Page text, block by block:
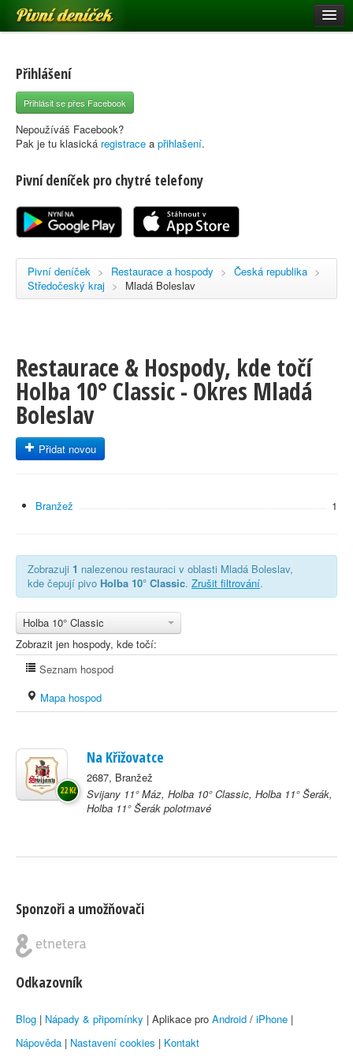
Pivní deníček
Pivní mapa
Pivní značky
Nápověda
Registrace
Přihlášení
Přihlásit se přes Facebook
Nepoužíváš Facebook?
Pak je tu klasická registrace a přihlašení.
Pivní deníček pro chytré telefony
Pivní deníček > Restaurace a hospody > Česká republika >
Středočeský kraj > Mladá Boleslav
Restaurace & Hospody, kde točí
Holba 10° Classic - Okres Mladá
Boleslav
Přidat novou
Branžež 1
Zobrazuji 1 nalezenou restauraci v oblasti Mladá Boleslav,
kde čepují pivo Holba 10° Classic. Zrušit filtrování.
Holba 10° Classic
Zobrazit jen hospody, kde točí:
Seznam hospod
Mapa hospod
Na Křižovatce
2687, Branžež
Svijany 11° Máz, Holba 10° Classic, Holba 11° Šerák,
Holba 11° Šerák polotmavé
22 Kč
Sponzoři a umožňovači
Odkazovník
Blog | Nápady & připomínky | Aplikace pro Android / iPhone |
Nápověda | Nastavení cookies | Kontakt